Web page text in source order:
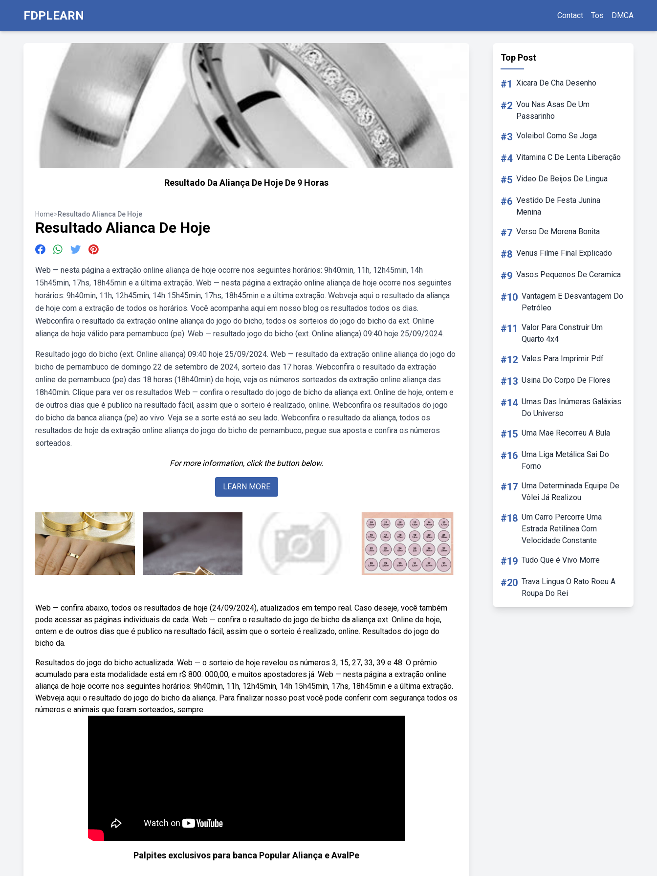
FDPLEARN Contact Tos DMCA
Resultado Da Aliança De Hoje De 9 Horas
Home>Resultado Alianca De Hoje
Resultado Alianca De Hoje
Web — nesta página a extração online aliança de hoje ocorre nos seguintes horários: 9h40min, 11h, 12h45min, 14h
15h45min, 17hs, 18h45min e a última extração. Web — nesta página a extração online aliança de hoje ocorre nos seguintes
horários: 9h40min, 11h, 12h45min, 14h 15h45min, 17hs, 18h45min e a última extração. Webveja aqui o resultado da aliança
de hoje com a extração de todos os horários. Você acompanha aqui em nosso blog os resultados todos os dias.
Webconfira o resultado da extração online aliança do jogo do bicho, todos os sorteios do jogo do bicho da ext. Online
aliança de hoje válido para pernambuco (pe). Web — resultado jogo do bicho (ext. Online aliança) 09:40 hoje 25/09/2024.
Resultado jogo do bicho (ext. Online aliança) 09:40 hoje 25/09/2024. Web — resultado da extração online aliança do jogo do
bicho de pernambuco de domingo 22 de setembro de 2024, sorteio das 17 horas. Webconfira o resultado da extração
online de pernambuco (pe) das 18 horas (18h40min) de hoje, veja os números sorteados da extração online aliança das
18h40min. Clique para ver os resultados Web — confira o resultado do jogo de bicho da aliança ext. Online de hoje, ontem e
de outros dias que é publico na resultado fácil, assim que o sorteio é realizado, online. Webconfira os resultados do jogo
do bicho da banca aliança (pe) ao vivo. Veja se a sorte está ao seu lado. Webconfira o resultado da aliança, todos os
resultados de hoje da extração online aliança do jogo do bicho de pernambuco, pegue sua aposta e confira os números
sorteados.
For more information, click the button below.
LEARN MORE
Web — confira abaixo, todos os resultados de hoje (24/09/2024), atualizados em tempo real. Caso deseje, você também
pode acessar as páginas individuais de cada. Web — confira o resultado do jogo de bicho da aliança ext. Online de hoje,
ontem e de outros dias que é publico na resultado fácil, assim que o sorteio é realizado, online. Resultados do jogo do
bicho da.
Resultados do jogo do bicho actualizada. Web — o sorteio de hoje revelou os números 3, 15, 27, 33, 39 e 48. O prêmio
acumulado para esta modalidade está em r$ 800. 000,00, e muitos apostadores já. Web — nesta página a extração online
aliança de hoje ocorre nos seguintes horários: 9h40min, 11h, 12h45min, 14h 15h45min, 17hs, 18h45min e a última extração.
Webveja aqui o resultado do jogo do bicho da aliança. Para finalizar nosso post você pode conferir com segurança todos os
números e animais que foram sorteados, sempre.
Palpites exclusivos para banca Popular Aliança e AvalPe
Top Post
#1 Xicara De Cha Desenho
#2 Vou Nas Asas De Um
Passarinho
#3 Voleibol Como Se Joga
#4 Vitamina C De Lenta Liberação
#5 Video De Beijos De Lingua
#6 Vestido De Festa Junina
Menina
#7 Verso De Morena Bonita
#8 Venus Filme Final Explicado
#9 Vasos Pequenos De Ceramica
#10 Vantagem E Desvantagem Do
Petróleo
#11 Valor Para Construir Um
Quarto 4x4
#12 Vales Para Imprimir Pdf
#13 Usina Do Corpo De Flores
#14 Umas Das Inúmeras Galáxias
Do Universo
#15 Uma Mae Recorreu A Bula
#16 Uma Liga Metálica Sai Do
Forno
#17 Uma Determinada Equipe De
Vôlei Já Realizou
#18 Um Carro Percorre Uma
Estrada Retilinea Com
Velocidade Constante
#19 Tudo Que é Vivo Morre
#20 Trava Lingua O Rato Roeu A
Roupa Do Rei